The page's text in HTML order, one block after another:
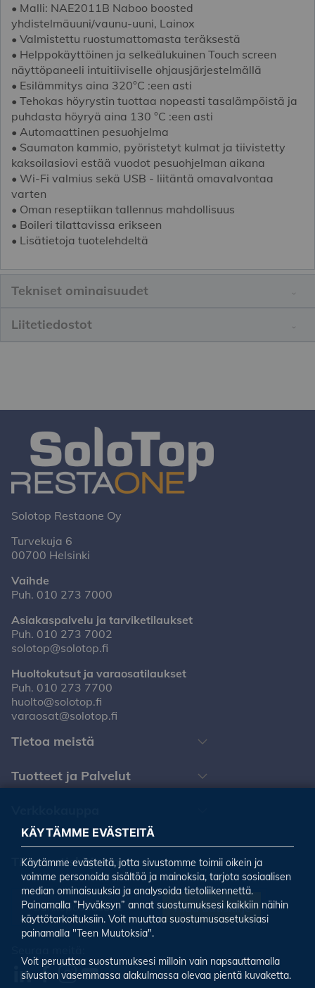
• Malli: NAE2011B Naboo boosted
yhdistelmäuuni/vaunu-uuni, Lainox
• Valmistettu ruostumattomasta teräksestä
• Helppokäyttöinen ja selkeälukuinen Touch screen
näyttöpaneeli intuitiiviselle ohjausjärjestelmällä
• Esilämmitys aina 320°C :een asti
• Tehokas höyrystin tuottaa nopeasti tasalämpöistä ja
puhdasta höyryä aina 130 °C :een asti
• Automaattinen pesuohjelma
• Saumaton kammio, pyöristetyt kulmat ja tiivistetty
kaksoilasiovi estää vuodot pesuohjelman aikana
• Wi-Fi valmius sekä USB - liitäntä omavalvontaa
varten
• Oman reseptiikan tallennus mahdollisuus
• Boileri tilattavissa erikseen
• Lisätietoja tuotelehdeltä
Tekniset ominaisuudet
Liitetiedostot
Solotop Restaone Oy
Turvekuja 6
00700 Helsinki
Vaihde
Puh. 010 273 7000
Asiakaspalvelu ja tarviketilaukset
Puh. 010 273 7002
solotop@solotop.fi
Huoltokutsut ja varaosatilaukset
Puh. 010 273 7700
huolto@solotop.fi
varaosat@solotop.fi
Tietoa meistä
Tuotteet ja Palvelut
Tilaa uutiskirjeemme
Tilaa uutiskirje
KÄYTÄMME EVÄSTEITÄ
Käytämme evästeitä, jotta sivustomme toimii oikein ja
voimme personoida sisältöä ja mainoksia, tarjota sosiaalisen
median ominaisuuksia ja analysoida tietoliikennettä.
Painamalla ”Hyväksyn” annat suostumuksesi kaikkiin näihin
käyttötarkoituksiin. Voit muuttaa suostumusasetuksiasi
painamalla "Teen Muutoksia".
Voit peruuttaa suostumuksesi milloin vain napsauttamalla
sivuston vasemmassa alakulmassa olevaa pientä kuvaketta.